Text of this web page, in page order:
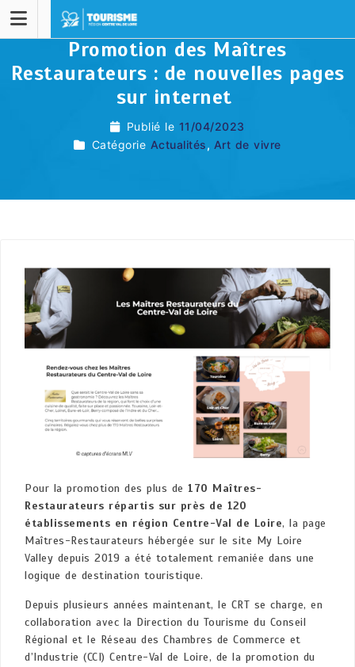
Promotion des Maîtres
Restaurateurs : de nouvelles pages
sur internet
Publié le 11/04/2023
Catégorie Actualités, Art de vivre
Pour la promotion des plus de 170 Maîtres-
Restaurateurs répartis sur près de 120
établissements en région Centre-Val de Loire, la page
Maîtres-Restaurateurs hébergée sur le site My Loire
Valley depuis 2019 a été totalement remaniée dans une
logique de destination touristique.
Depuis plusieurs années maintenant, le CRT se charge, en
collaboration avec la Direction du Tourisme du Conseil
Régional et le Réseau des Chambres de Commerce et
d’Industrie (CCI) Centre-Val de Loire, de la promotion du